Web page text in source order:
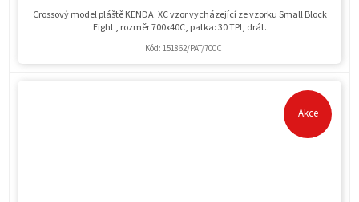
Crossový model pláště KENDA. XC vzor vycházející ze vzorku Small Block
Eight , rozměr 700x40C, patka: 30 TPI, drát.
Kód: 151862/PAT/700C
Akce